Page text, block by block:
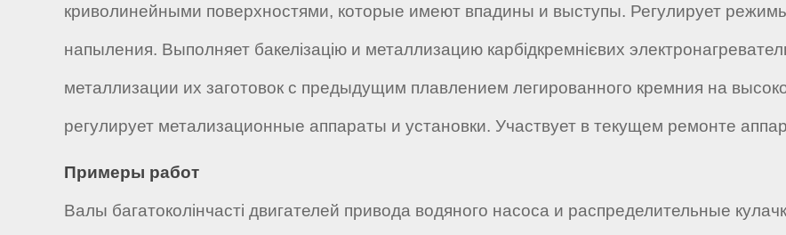
криволинейными поверхностями, которые имеют впадины и выступы. Регулирует
напыления. Выполняет бакелізацію и металлизацию карбідкремнієвих
металлизации их заготовок с предыдущим плавлением легированного кремния на
регулирует метализационные аппараты и установки. Участвует в текущем ремонте
Примеры работ
Валы багатоколінчасті двигателей привода водяного насоса и распределительные